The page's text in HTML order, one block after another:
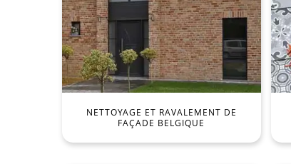
NETTOYAGE ET RAVALEMENT DE
FAÇADE BELGIQUE